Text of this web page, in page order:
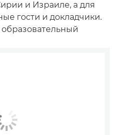
и Израиле, а для
гости и докладчики.